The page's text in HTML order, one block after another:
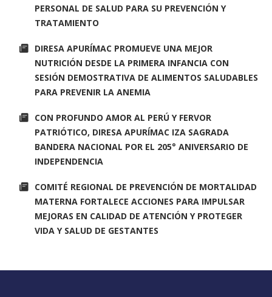
PERSONAL DE SALUD PARA SU PREVENCIÓN Y
TRATAMIENTO
DIRESA APURÍMAC PROMUEVE UNA MEJOR
NUTRICIÓN DESDE LA PRIMERA INFANCIA CON
SESIÓN DEMOSTRATIVA DE ALIMENTOS SALUDABLES
PARA PREVENIR LA ANEMIA
CON PROFUNDO AMOR AL PERÚ Y FERVOR
PATRIÓTICO, DIRESA APURÍMAC IZA SAGRADA
BANDERA NACIONAL POR EL 205° ANIVERSARIO DE
INDEPENDENCIA
COMITÉ REGIONAL DE PREVENCIÓN DE MORTALIDAD
MATERNA FORTALECE ACCIONES PARA IMPULSAR
MEJORAS EN CALIDAD DE ATENCIÓN Y PROTEGER
VIDA Y SALUD DE GESTANTES